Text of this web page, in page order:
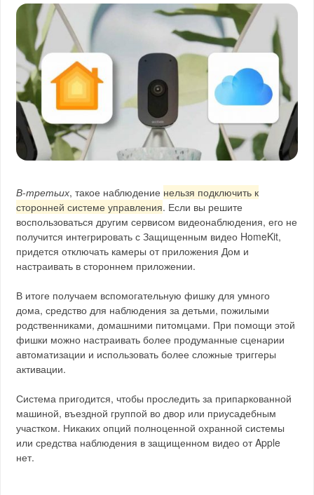
В-третьих, такое наблюдение нельзя подключить к
сторонней системе управления. Если вы решите
воспользоваться другим сервисом видеонаблюдения, его не
получится интегрировать с Защищенным видео HomeKit,
придется отключать камеры от приложения Дом и
настраивать в стороннем приложении.
В итоге получаем вспомогательную фишку для умного
дома, средство для наблюдения за детьми, пожилыми
родственниками, домашними питомцами. При помощи этой
фишки можно настраивать более продуманные сценарии
автоматизации и использовать более сложные триггеры
активации.
Система пригодится, чтобы проследить за припаркованной
машиной, въездной группой во двор или приусадебным
участком. Никаких опций полноценной охранной системы
или средства наблюдения в защищенном видео от Apple
нет.